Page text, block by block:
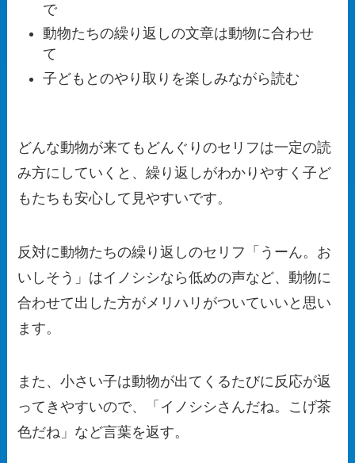
で
動物たちの繰り返しの文章は動物に合わせ
て
子どもとのやり取りを楽しみながら読む
どんな動物が来てもどんぐりのセリフは一定の読
み方にしていくと、繰り返しがわかりやすく子ど
もたちも安心して見やすいです。
反対に動物たちの繰り返しのセリフ「うーん。お
いしそう」はイノシシなら低めの声など、動物に
合わせて出した方がメリハリがついていいと思い
ます。
また、小さい子は動物が出てくるたびに反応が返
ってきやすいので、「イノシシさんだね。こげ茶
色だね」など言葉を返す。